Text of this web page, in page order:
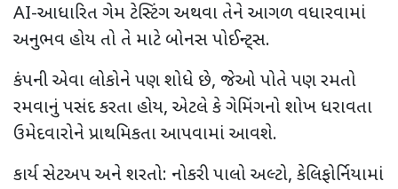
AI-આધારિત ગેમ ટેસ્ટિંગ અથવા તેને આગળ વધારવામાં
અનુભવ હોય તો તે માટે બોનસ પોઈન્ટ્સ.
કંપની એવા લોકોને પણ શોધે છે, જેઓ પોતે પણ રમતો
રમવાનું પસંદ કરતા હોય, એટલે કે ગેમિંગનો શોખ ધરાવતા
ઉમેદવારોને પ્રાથમિકતા આપવામાં આવશે.
કાર્ય સેટઅપ અને શરતો: નોકરી પાલો અલ્ટો, કેલિફોર્નિયામાં